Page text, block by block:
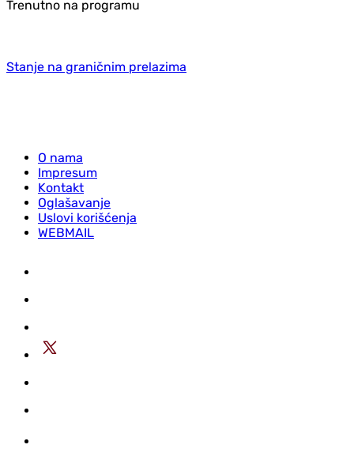
Trenutno na programu
Stanje na graničnim prelazima
O nama
Impresum
Kontakt
Oglašavanje
Uslovi korišćenja
WEBMAIL